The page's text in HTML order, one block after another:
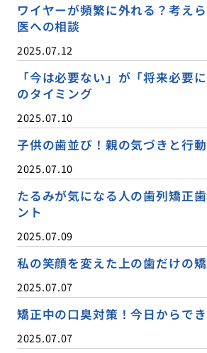
ワイヤーが頻繁に外れる？考え
医への相談
2025.07.12
「今は必要ない」が「将来必要
のタイミング
2025.07.10
子供の歯並び！親の気づきと行
2025.07.10
たるみが気になる人の歯列矯正
ント
2025.07.09
私の笑顔を変えた上の歯だけの
2025.07.07
矯正中の口臭対策！今日からで
2025.07.07